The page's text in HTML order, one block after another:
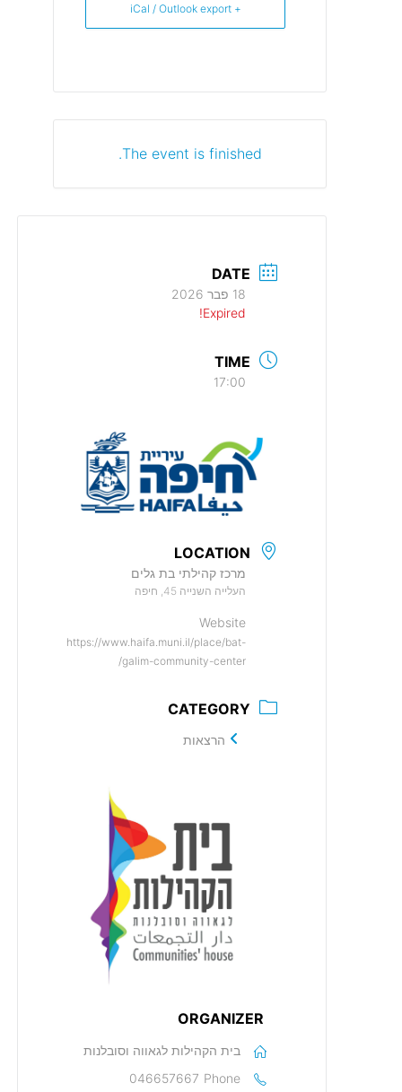
+ iCal / Outlook export
The event is finished.
DATE
18 פבר 2026
Expired!
TIME
17:00
LOCATION
מרכז קהילתי בת גלים
העלייה השנייה 45, חיפה
Website
https://www.haifa.muni.il/place/bat-
galim-community-center/
CATEGORY
הרצאות
ORGANIZER
בית הקהילות לגאווה וסובלנות
Phone
046657667